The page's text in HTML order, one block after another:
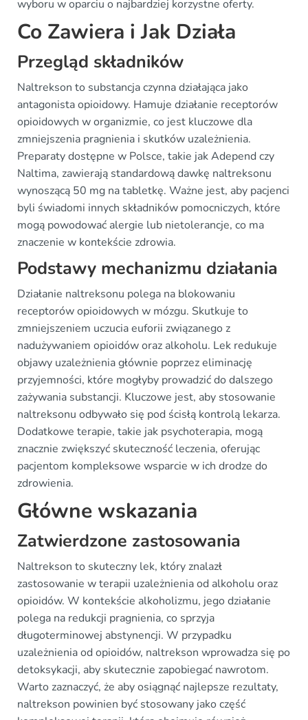
wyboru w oparciu o najbardziej korzystne oferty.
Co Zawiera i Jak Działa
Przegląd składników
Naltrekson to substancja czynna działająca jako
antagonista opioidowy. Hamuje działanie receptorów
opioidowych w organizmie, co jest kluczowe dla
zmniejszenia pragnienia i skutków uzależnienia.
Preparaty dostępne w Polsce, takie jak Adepend czy
Naltima, zawierają standardową dawkę naltreksonu
wynoszącą 50 mg na tabletkę. Ważne jest, aby pacjenci
byli świadomi innych składników pomocniczych, które
mogą powodować alergie lub nietolerancje, co ma
znaczenie w kontekście zdrowia.
Podstawy mechanizmu działania
Działanie naltreksonu polega na blokowaniu
receptorów opioidowych w mózgu. Skutkuje to
zmniejszeniem uczucia euforii związanego z
nadużywaniem opioidów oraz alkoholu. Lek redukuje
objawy uzależnienia głównie poprzez eliminację
przyjemności, które mogłyby prowadzić do dalszego
zażywania substancji. Kluczowe jest, aby stosowanie
naltreksonu odbywało się pod ścisłą kontrolą lekarza.
Dodatkowe terapie, takie jak psychoterapia, mogą
znacznie zwiększyć skuteczność leczenia, oferując
pacjentom kompleksowe wsparcie w ich drodze do
zdrowienia.
Główne wskazania
Zatwierdzone zastosowania
Naltrekson to skuteczny lek, który znalazł
zastosowanie w terapii uzależnienia od alkoholu oraz
opioidów. W kontekście alkoholizmu, jego działanie
polega na redukcji pragnienia, co sprzyja
długoterminowej abstynencji. W przypadku
uzależnienia od opioidów, naltrekson wprowadza się po
detoksykacji, aby skutecznie zapobiegać nawrotom.
Warto zaznaczyć, że aby osiągnąć najlepsze rezultaty,
naltrekson powinien być stosowany jako część